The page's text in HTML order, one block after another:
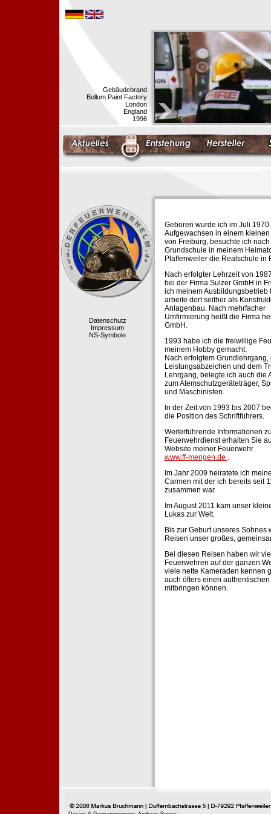
Gebäudebrand
Bollom Paint Factory
London
England
1996
Datenschutz
Impressum
NS-Symbole
Geboren wurde ich im Juli 1970.
Aufgewachsen in einem kleinen
von Freiburg, besuchte ich nach
Grundschule in meinem
Pfaffenweiler die Realschule in
Nach erfolgter Lehrzeit von
bei der Firma Sulzer GmbH in
ich meinem Ausbildungsbetrieb
arbeite dort seither als
Anlagenbau. Nach mehrfacher
Umfirmierung heißt die Firma
GmbH.
1993 habe ich die freiwillige
meinem Hobby gemacht.
Nach erfolgtem Grundlehrgang,
Leistungsabzeichen und dem
Lehrgang, belegte ich auch die
zum Atemschutzgeräteträger,
und Maschinisten.
In der Zeit von 1993 bis 2007
die Position des Schriftführers.
Weiterführende Informationen
Feuerwehrdienst erhalten Sie
Website meiner Feuerwehr
www.ff-mengen.de .
Im Jahr 2009 heiratete ich
Carmen mit der ich bereits seit
zusammen war.
Im August 2011 kam unser
Lukas zur Welt.
Bis zur Geburt unseres Sohnes
Reisen unser großes,
Bei diesen Reisen haben wir
Feuerwehren auf der ganzen
viele nette Kameraden kennen
auch öfters einen
mitbringen können.